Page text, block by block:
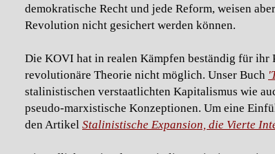
demokratische Recht und jede Reform, weisen
Revolution nicht gesichert werden können.
Die KOVI hat in realen Kämpfen beständig für ihr
revolutionäre Theorie nicht möglich. Unser Buch
stalinistischen verstaatlichten Kapitalismus wie
pseudo-marxistische Konzeptionen. Um eine
den Artikel Stalinistische Expansion, die Vierte